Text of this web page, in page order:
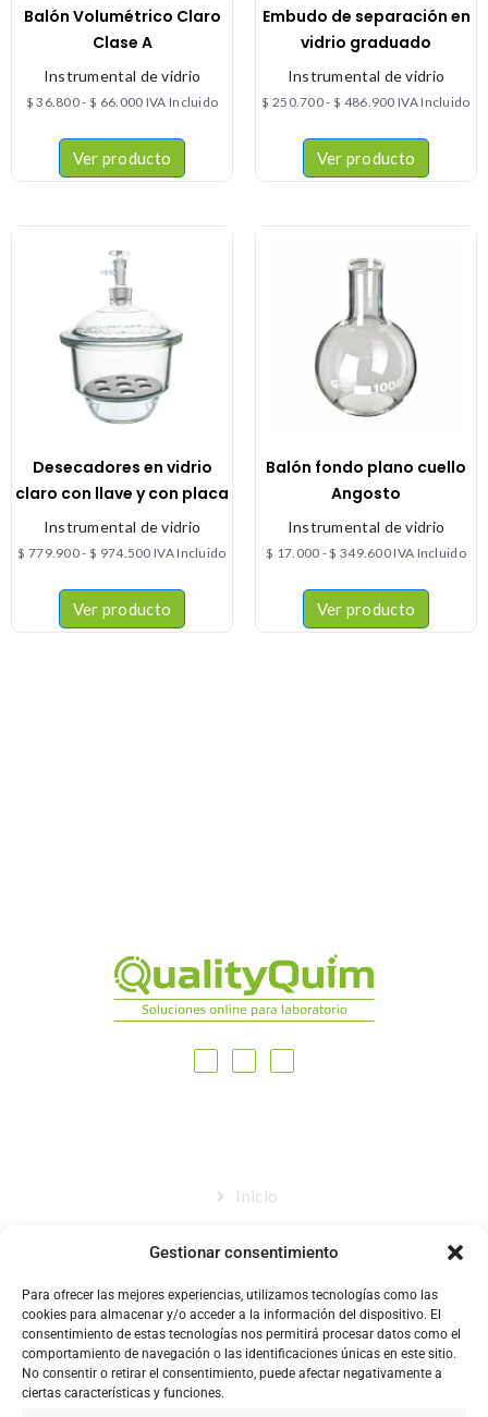
Gestionar consentimiento
Para ofrecer las mejores experiencias, utilizamos tecnologías como las
cookies para almacenar y/o acceder a la información del dispositivo. El
consentimiento de estas tecnologías nos permitirá procesar datos como el
comportamiento de navegación o las identificaciones únicas en este sitio.
No consentir o retirar el consentimiento, puede afectar negativamente a
ciertas características y funciones.
Balón Volumétrico Claro
Clase A
Instrumental de vidrio
$ 36.800- $ 66.000 IVA Incluido
Ver producto
Embudo de separación en
vidrio graduado
Instrumental de vidrio
$ 250.700- $ 486.900 IVA Incluido
Ver producto
Desecadores en vidrio
claro con llave y con placa
Instrumental de vidrio
$ 779.900- $ 974.500 IVA Incluido
Ver producto
Balón fondo plano cuello
Angosto
Instrumental de vidrio
$ 17.000 -$ 349.600IVA Incluido
Ver producto
Inicio
Catálogo
Blog
Contacto